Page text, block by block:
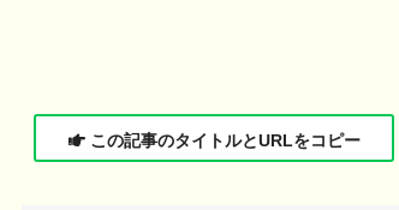
この記事のタイトルとURLをコピー